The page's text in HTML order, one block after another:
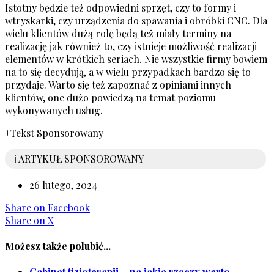
Istotny będzie też odpowiedni sprzęt, czy to formy i
wtryskarki, czy urządzenia do spawania i obróbki CNC. Dla
wielu klientów dużą rolę będą też miały terminy na
realizację jak również to, czy istnieje możliwość realizacji
elementów w krótkich seriach. Nie wszystkie firmy bowiem
na to się decydują, a w wielu przypadkach bardzo się to
przydaje. Warto się też zapoznać z opiniami innych
klientów, one dużo powiedzą na temat poziomu
wykonywanych usług.
+Tekst Sponsorowany+
ℹ️ ARTYKUŁ SPONSOROWANY
26 lutego, 2024
Share on Facebook
Share on X
Możesz także polubić...